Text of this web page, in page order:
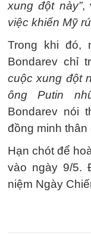
xung đột này”,
việc khiến Mỹ
Trong khi đó,
Bondarev chỉ
cuộc xung đột
ông Putin
Bondarev nói
đồng minh thân
Hạn chót để
vào ngày 9/5.
niệm Ngày